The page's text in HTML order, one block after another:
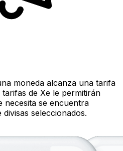
moneda alcanza una tarifa
de Xe le permitirán
necesita se encuentra
seleccionados.